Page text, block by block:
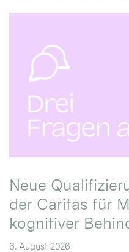
Neue
der Caritas für
kognitiver
6. August 2026